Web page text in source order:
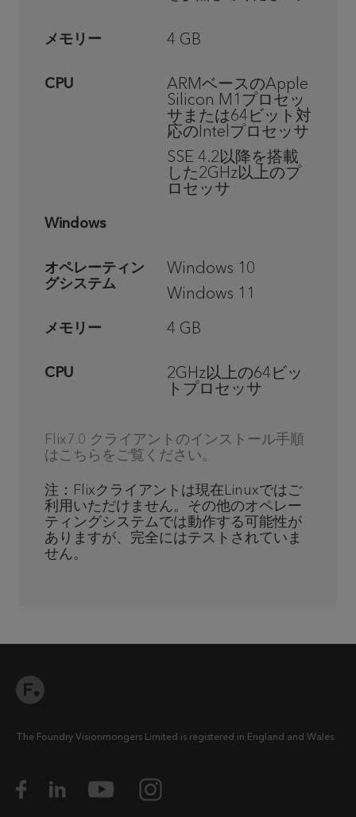
メモリー 4 GB
CPU
ARMベースのApple
Silicon M1プロセッ
サまたは64ビット対
応のIntelプロセッサ
SSE 4.2以降を搭載
した2GHz以上のプ
ロセッサ
Windows
オペレーティン
グシステム
Windows 10
Windows 11
メモリー 4 GB
CPU
2GHz以上の64ビッ
トプロセッサ
Flix7.0 クライアントのインストール手順
はこちらをご覧ください。
注：Flixクライアントは現在Linuxではご
利用いただけません。その他のオペレー
ティングシステムでは動作する可能性が
ありますが、完全にはテストされていま
せん。
The Foundry Visionmongers Limited is registered in England and Wales.